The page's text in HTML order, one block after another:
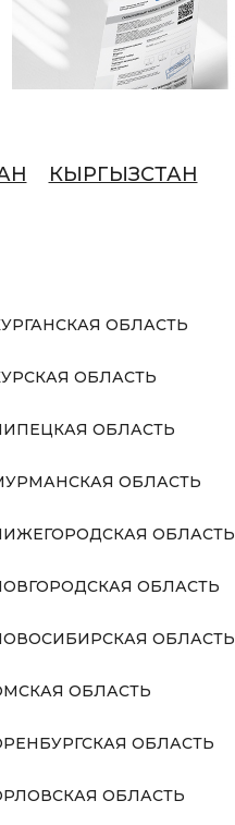
КЫРГЫЗСТАН
ОБЛАСТЬ
ОБЛАСТЬ
ОБЛАСТЬ
ОБЛАСТЬ
ОБЛАСТЬ
ОБЛАСТЬ
ОБЛАСТЬ
ОБЛАСТЬ
ОБЛАСТЬ
ОБЛАСТЬ